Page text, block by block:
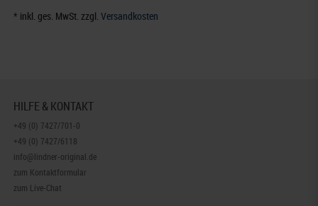
* inkl. ges. MwSt. zzgl.Versandkosten
HILFE & KONTAKT
+49 (0) 7427/701-0
+49 (0) 7427/6118
info@lindner-original.de
zum Kontaktformular
zum Live-Chat